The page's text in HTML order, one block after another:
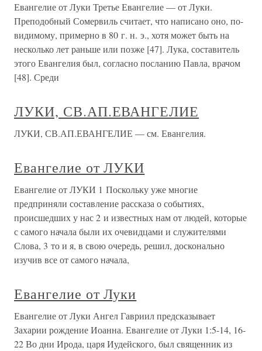
Евангелие от Луки Третье Евангелие — от Луки.
Преподобный Сомервиль считает, что написано оно, по-
видимому, примерно в 80 г. н. э., хотя может быть на
несколько лет раньше или позже [47]. Лука, составитель
этого Евангелия был, согласно посланию Павла, врачом
[48]. Среди
ЛУКИ, СВ.АП.ЕВАНГЕЛИЕ
ЛУКИ, СВ.АП.ЕВАНГЕЛИЕ — см. Евангелия.
Евангелие от ЛУКИ
Евангелие от ЛУКИ 1 Поскольку уже многие
предприняли составление рассказа о событиях,
происшедших у нас 2 и известных нам от людей, которые
с самого начала были их очевидцами и служителями
Слова, 3 то и я, в свою очередь, решил, досконально
изучив все от самого начала,
Евангелие от Луки
Евангелие от Луки Ангел Гавриил предсказывает
Захарии рождение Иоанна. Евангелие от Луки 1:5-14, 16-
22 Во дни Ирода, царя Иудейского, был священник из